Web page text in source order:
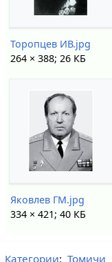
Торопцев ИВ.jpg
264 × 388; 26 КБ
Яковлев ГМ.jpg
334 × 421; 40 КБ
Категории: Томичи